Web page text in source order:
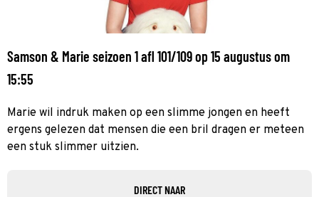
Samson & Marie seizoen 1 afl 101/109 op 15 augustus om
15:55
Marie wil indruk maken op een slimme jongen en heeft
ergens gelezen dat mensen die een bril dragen er meteen
een stuk slimmer uitzien.
DIRECT NAAR